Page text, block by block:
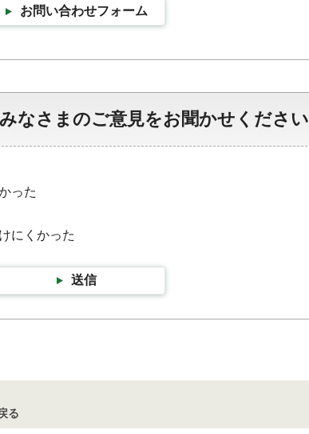
お問い合わせフォーム
なさまのご意見をお聞かせください
った
にくかった
送信
る